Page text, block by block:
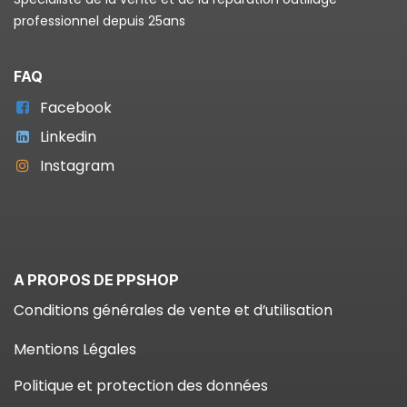
professionnel depuis 25ans
FAQ
Facebook
Linkedin
Instagram
A PROPOS DE PPSHOP
Conditions générales de vente et d’utilisation
Mentions Légales
Politique et protection des données